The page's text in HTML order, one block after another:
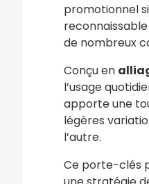
promotionnel
de nombreux
Conçu en
l’usage
apporte une
légères
l’autre.
Ce porte-clés